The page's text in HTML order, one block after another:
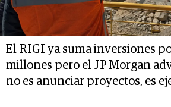
El RIGI ya suma inversiones
millones pero el JP Morgan
no es anunciar proyectos, es